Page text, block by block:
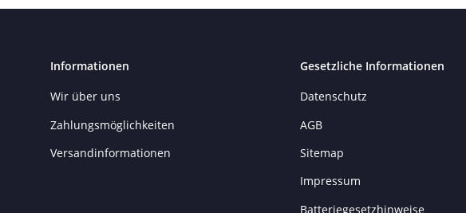
Informationen
Wir über uns
Zahlungsmöglichkeiten
Versandinformationen
Gesetzliche Informationen
Datenschutz
AGB
Sitemap
Impressum
Batteriegesetzhinweise